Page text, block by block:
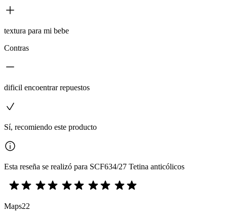
textura para mi bebe
Contras
dificil encoentrar repuestos
Sí, recomiendo este producto
Esta reseña se realizó para SCF634/27 Tetina anticólicos
Maps22